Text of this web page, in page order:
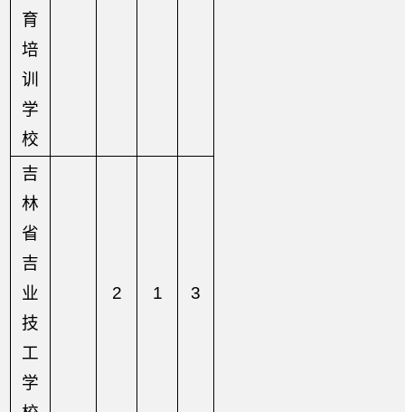
育
培
训
学
校
吉
林
省
吉
业
技
工
学
2 1 3